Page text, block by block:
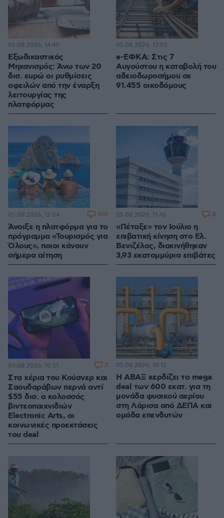
Εξωδικαστικός
Μηχανισμός: Άνω των 20
δισ. ευρώ οι ρυθμίσεις
οφειλών από την έναρξη
λειτουργίας της
πλατφόρμας
05.08.2026, 14:40
e-ΕΦΚΑ: Στις 7
Αυγούστου η καταβολή του
αδειοδωροσήμου σε
91.455 οικοδόμους
05.08.2026, 13:02
Άνοιξε η πλατφόρμα για το
πρόγραμμα «Τουρισμός για
Όλους», ποιοι κάνουν
σήμερα αίτηση
05.08.2026, 12:04 100
«Πέταξε» τον Ιούλιο η
επιβατική κίνηση στο Ελ.
Βενιζέλος, διακινήθηκαν
3,93 εκατομμύρια επιβάτες
05.08.2026, 11:46 8
Στα χέρια του Κούσνερ και
Σαουδαράβων περνά αντί
$55 δισ. ο κολοσσός
βιντεοπαιχνιδιών
Electronic Arts, οι
κοινωνικές προεκτάσεις
του deal
05.08.2026, 10:51 3
Η ΑΒΑΞ κερδίζει το mega
deal των 600 εκατ. για τη
μονάδα φυσικού αερίου
στη Λάρισα από ΔΕΠΑ και
ομάδα επενδυτών
05.08.2026, 10:12